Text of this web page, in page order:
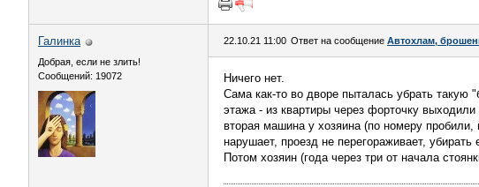
Галинка
Добрая, если не злить!
Сообщений: 19072
22.10.21 11:00 Ответ на сообщение Автохлам,
Ничего нет.
Сама как-то во дворе пыталась убрать такую
этажа - из квартиры через форточку
вторая машина у хозяина (по номеру
нарушает, проезд не перегораживает, убирать
Потом хозяин (года через три от начала